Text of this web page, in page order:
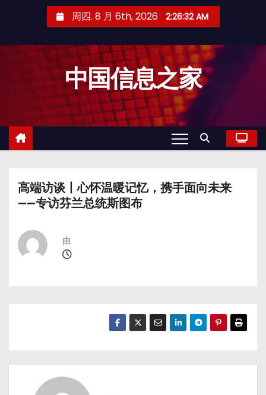
周四. 8 月 6th, 2026 2:26:33 AM
中国信息之家
高端访谈丨心怀温暖记忆，携手面向未来
——专访芬兰总统斯图布
由